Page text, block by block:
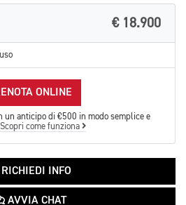
€ 18.900
ONLINE
un anticipo di €500 in modo semplice e
Scopri come funziona
RICHIEDI INFO
AVVIA CHAT